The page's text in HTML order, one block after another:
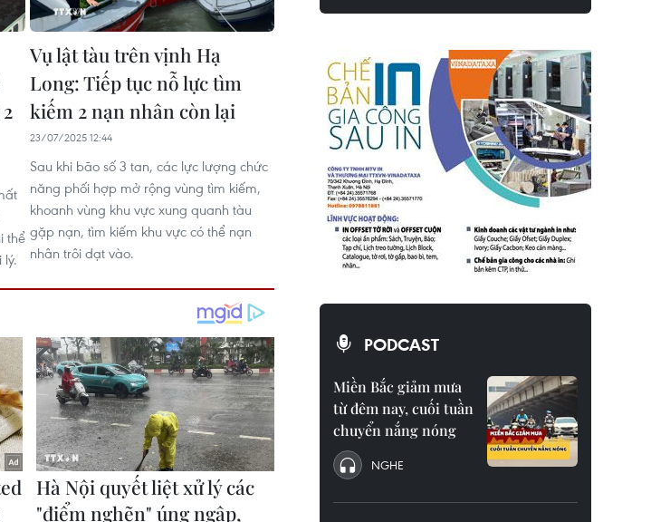
thể
lý.
Vụ lật tàu trên vịnh Hạ
Long: Tiếp tục nỗ lực tìm
kiếm 2 nạn nhân còn lại
23/07/2025 12:44
Sau khi bão số 3 tan, các lực lượng chức
năng phối hợp mở rộng vùng tìm kiếm,
khoanh vùng khu vực xung quanh tàu
gặp nạn, tìm kiếm khu vực có thể nạn
nhân trôi dạt vào.
PODCAST
Miền Bắc giảm mưa
từ đêm nay, cuối tuần
chuyển nắng nóng
NGHE